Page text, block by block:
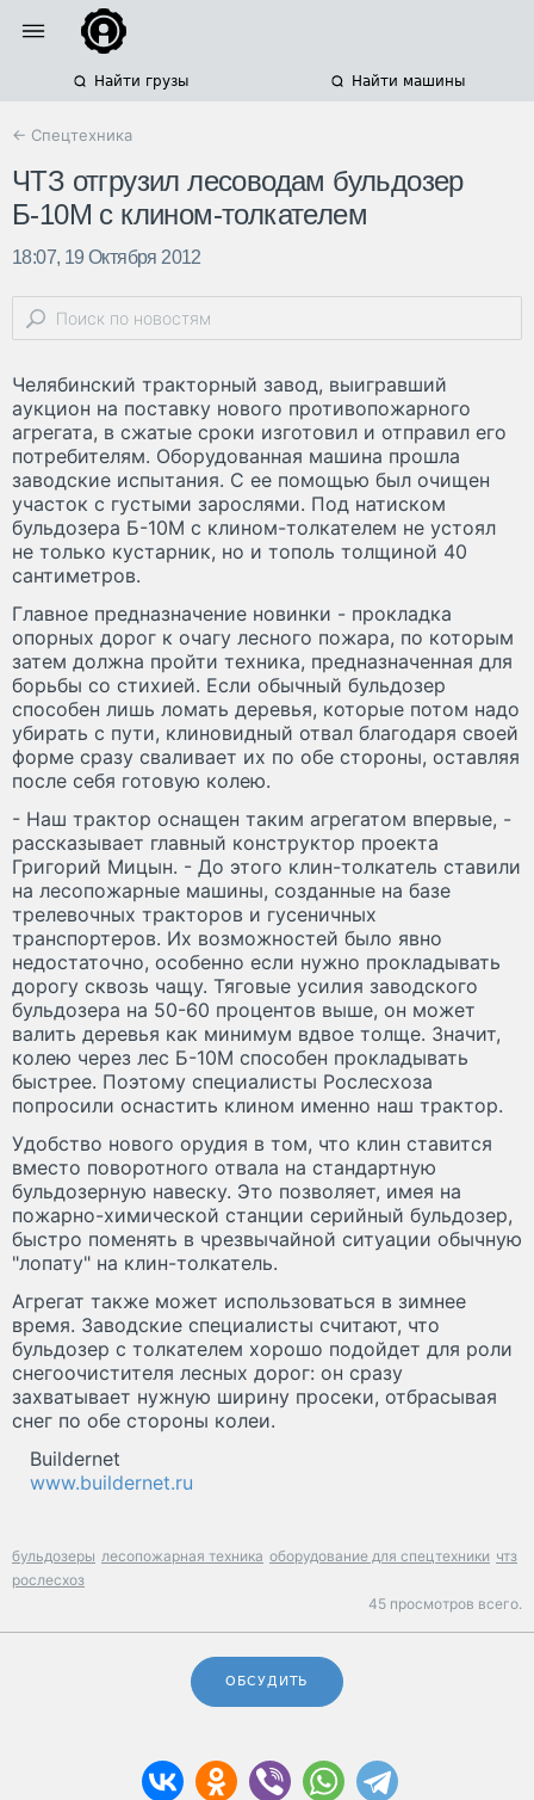
Найти грузы Найти машины
← Спецтехника
ЧТЗ отгрузил лесоводам бульдозер
Б-10М с клином-толкателем
18:07, 19 Октября 2012
Челябинский тракторный завод, выигравший
аукцион на поставку нового противопожарного
агрегата, в сжатые сроки изготовил и отправил его
потребителям. Оборудованная машина прошла
заводские испытания. С ее помощью был очищен
участок с густыми зарослями. Под натиском
бульдозера Б-10М с клином-толкателем не устоял
не только кустарник, но и тополь толщиной 40
сантиметров.
Главное предназначение новинки - прокладка
опорных дорог к очагу лесного пожара, по которым
затем должна пройти техника, предназначенная для
борьбы со стихией. Если обычный бульдозер
способен лишь ломать деревья, которые потом надо
убирать с пути, клиновидный отвал благодаря своей
форме сразу сваливает их по обе стороны, оставляя
после себя готовую колею.
- Наш трактор оснащен таким агрегатом впервые, -
рассказывает главный конструктор проекта
Григорий Мицын. - До этого клин-толкатель ставили
на лесопожарные машины, созданные на базе
трелевочных тракторов и гусеничных
транспортеров. Их возможностей было явно
недостаточно, особенно если нужно прокладывать
дорогу сквозь чащу. Тяговые усилия заводского
бульдозера на 50-60 процентов выше, он может
валить деревья как минимум вдвое толще. Значит,
колею через лес Б-10М способен прокладывать
быстрее. Поэтому специалисты Рослесхоза
попросили оснастить клином именно наш трактор.
Удобство нового орудия в том, что клин ставится
вместо поворотного отвала на стандартную
бульдозерную навеску. Это позволяет, имея на
пожарно-химической станции серийный бульдозер,
быстро поменять в чрезвычайной ситуации обычную
"лопату" на клин-толкатель.
Агрегат также может использоваться в зимнее
время. Заводские специалисты считают, что
бульдозер с толкателем хорошо подойдет для роли
снегоочистителя лесных дорог: он сразу
захватывает нужную ширину просеки, отбрасывая
снег по обе стороны колеи.
Buildernet
www.buildernet.ru
бульдозеры лесопожарная техника оборудование для спецтехники чтз
рослесхоз
45 просмотров всего.
ОБСУДИТЬ